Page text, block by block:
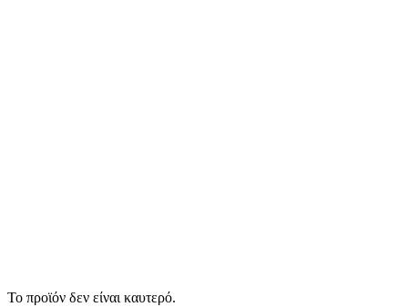
Το προϊόν δεν είναι καυτερό.